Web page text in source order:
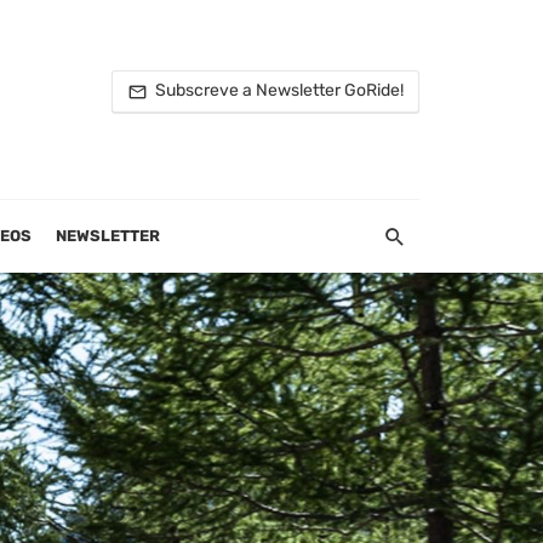
Subscreve a Newsletter GoRide!
NEWSLETTER